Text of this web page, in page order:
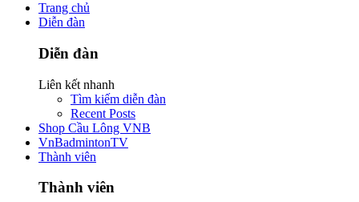
Trang chủ
Diễn đàn
Diễn đàn
Liên kết nhanh
Tìm kiếm diễn đàn
Recent Posts
Shop Cầu Lông VNB
VnBadmintonTV
Thành viên
Thành viên